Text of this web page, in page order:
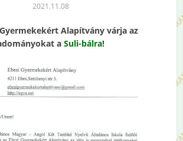
2021.11.08
Alapítvány várja az
a Suli-bálra!